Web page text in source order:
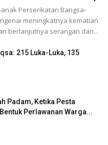
Perserikatan Bangsa-
meningkatnya kematian
berlanjutnya serangan dan...
215 Luka-Luka, 135
Padam, Ketika Pesta
Perlawanan Warga...